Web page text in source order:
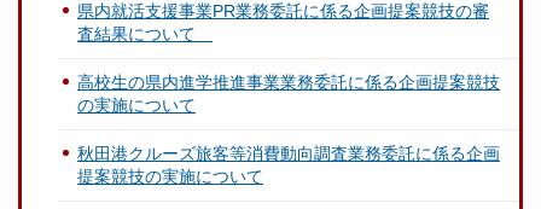
県内就活支援事業PR業務委託に係る企画提案競技の審
査結果について
高校生の県内進学推進事業業務委託に係る企画提案競技
の実施について
秋田港クルーズ旅客等消費動向調査業務委託に係る企画
提案競技の実施について